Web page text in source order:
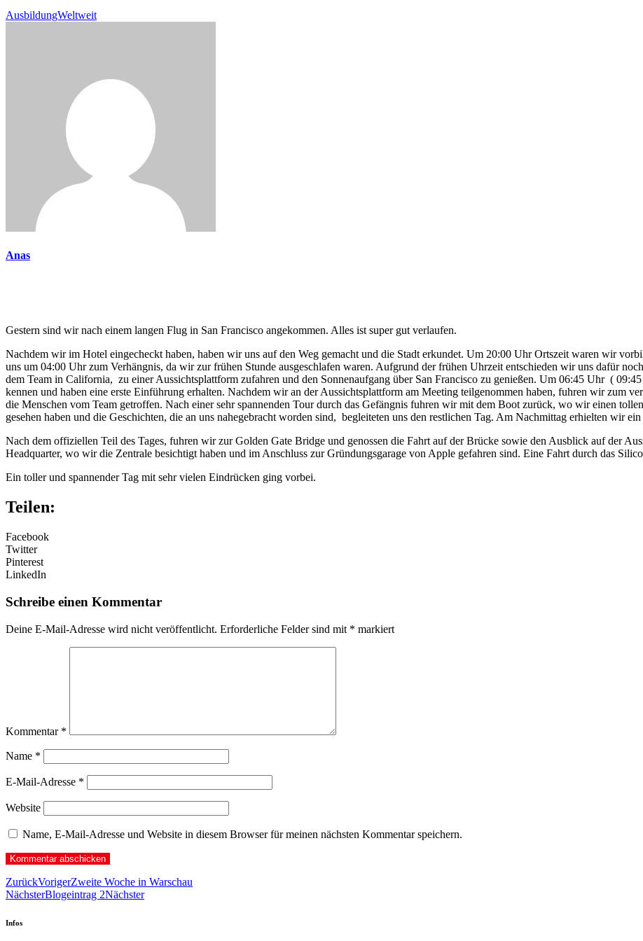
AusbildungWeltweit
Anas
Gestern sind wir nach einem langen Flug in San Francisco angekommen. Alles ist super gut verlaufen.
Nachdem wir im Hotel eingecheckt haben, haben wir uns auf den Weg gemacht und die Stadt erkundet. Um 20:00 Uhr Ortszeit waren wir
uns um 04:00 Uhr zum Verhängnis, da wir zur frühen Stunde ausgeschlafen waren. Aufgrund der frühen Uhrzeit entschieden wir uns dafür
dem Team in California, zu einer Aussichtsplattform zufahren und den Sonnenaufgang über San Francisco zu genießen. Um 06:45 Uhr (
kennen und haben eine erste Einführung erhalten. Nachdem wir an der Aussichtsplattform am Meeting teilgenommen haben, fuhren wir zum
die Menschen vom Team getroffen. Nach einer sehr spannenden Tour durch das Gefängnis fuhren wir mit dem Boot zurück, wo wir einen
gesehen haben und die Geschichten, die an uns nahegebracht worden sind, begleiteten uns den restlichen Tag. Am Nachmittag erhielten wir
Nach dem offiziellen Teil des Tages, fuhren wir zur Golden Gate Bridge und genossen die Fahrt auf der Brücke sowie den Ausblick auf der
Headquarter, wo wir die Zentrale besichtigt haben und im Anschluss zur Gründungsgarage von Apple gefahren sind. Eine Fahrt durch das
Ein toller und spannender Tag mit sehr vielen Eindrücken ging vorbei.
Teilen:
Facebook
Twitter
Pinterest
LinkedIn
Schreibe einen Kommentar
Deine E-Mail-Adresse wird nicht veröffentlicht. Erforderliche Felder sind mit * markiert
Kommentar *
Name *
E-Mail-Adresse *
Website
Name, E-Mail-Adresse und Website in diesem Browser für meinen nächsten Kommentar speichern.
ZurückVorigerZweite Woche in Warschau
NächsterBlogeintrag 2Nächster
Infos